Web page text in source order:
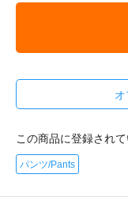
この商品に登録され
パンツ/Pants